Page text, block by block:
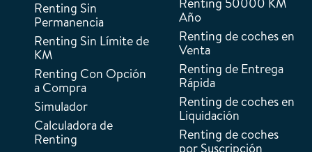
Renting Sin
Permanencia
Renting Sin Límite de
KM
Renting Con Opción
a Compra
Simulador
Calculadora de
Renting
Año
Renting de coches en
Venta
Renting de Entrega
Rápida
Renting de coches en
Liquidación
Renting de coches
por Suscripción